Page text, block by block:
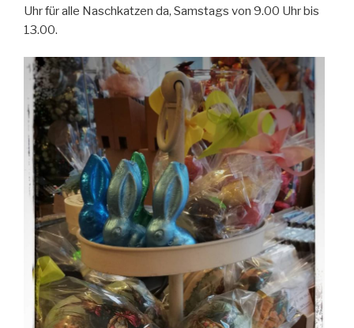
Uhr für alle Naschkatzen da, Samstags von 9.00 Uhr bis
13.00.